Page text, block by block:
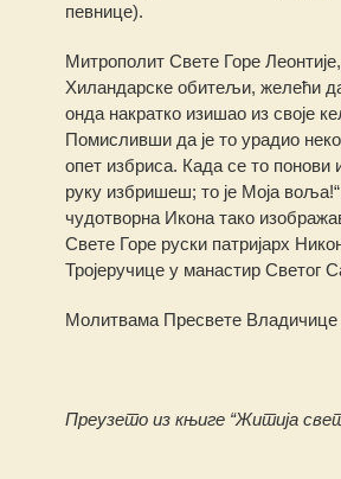
певнице).
Митрополит Свете Горе
Хиландарске обитељи, желећи
онда накратко изишао из своје
Помисливши да је то урадио неко
опет избриса. Када се то понови
руку избришеш; то је Моја
чудотворна Икона тако
Свете Горе руски патријарх
Тројеручице у манастир Светог
Молитвама Пресвете Владичице
Преузето из књиге “Житија